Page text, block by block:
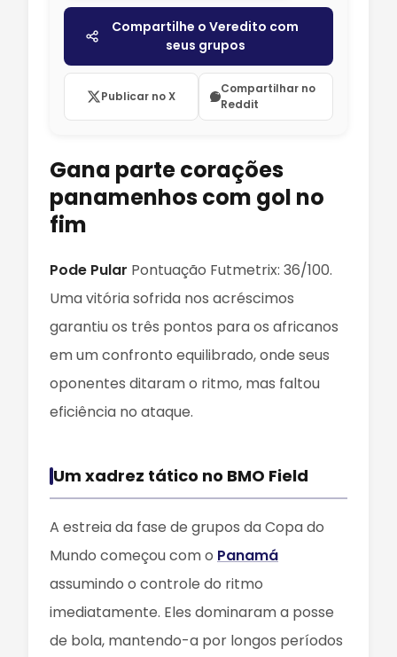
Compartilhe o Veredito com
seus grupos
Publicar no X
Compartilhar no
Reddit
Gana parte corações
panamenhos com gol no
fim
Pode Pular Pontuação Futmetrix: 36/100.
Uma vitória sofrida nos acréscimos
garantiu os três pontos para os africanos
em um confronto equilibrado, onde seus
oponentes ditaram o ritmo, mas faltou
eficiência no ataque.
Um xadrez tático no BMO Field
A estreia da fase de grupos da Copa do
Mundo começou com o Panamá
assumindo o controle do ritmo
imediatamente. Eles dominaram a posse
de bola, mantendo-a por longos períodos